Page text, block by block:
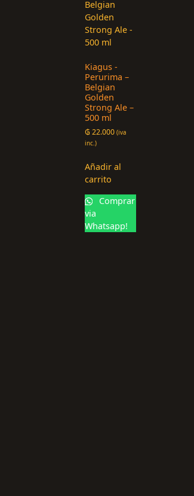
Kiagus -
Perurima –
Belgian
Golden
Strong Ale –
500 ml
₲ 22.000 (iva
inc.)
Añadir al
carrito
Comprar
via
Whatsapp!